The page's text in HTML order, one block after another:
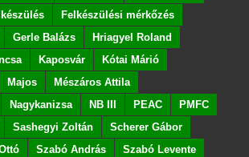
Felkészülési mérkőzés
Gerle Balázs
Hriagyel Roland
Kaposvár
Kótai Márió
Majos
Mészáros Attila
Nagykanizsa NB III PEAC
PMFC
Sashegyi Zoltán
Scherer Gábor
Szabó András
Szabó Levente